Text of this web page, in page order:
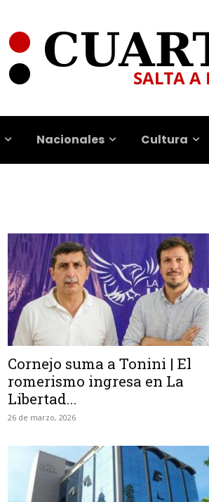
Nacionales Cultura
Cornejo suma a Tonini | El
romerismo ingresa en La
Libertad...
26 de marzo, 2026